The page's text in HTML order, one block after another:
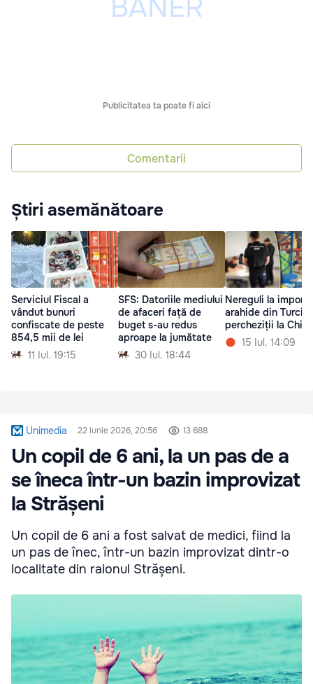
Publicitatea ta poate fi aici
Comentarii
Știri asemănătoare
Serviciul Fiscal a
vândut bunuri
confiscate de peste
854,5 mii de lei
11 Iul. 19:15
SFS: Datoriile mediului
de afaceri față de
buget s-au redus
aproape la jumătate
30 Iul. 18:44
Nereguli la
arahide din
percheziții la
15 Iul. 14:09
Unimedia 22 iunie 2026, 20:56 13 688
Un copil de 6 ani, la un pas de a
se îneca într-un bazin improvizat
la Strășeni
Un copil de 6 ani a fost salvat de medici, fiind la
un pas de înec, într-un bazin improvizat dintr-o
localitate din raionul Strășeni.